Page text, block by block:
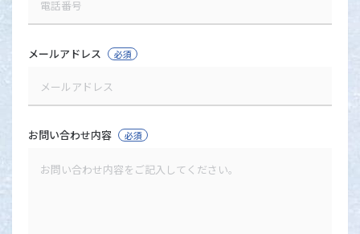
メールアドレス 必須
お問い合わせ内容 必須